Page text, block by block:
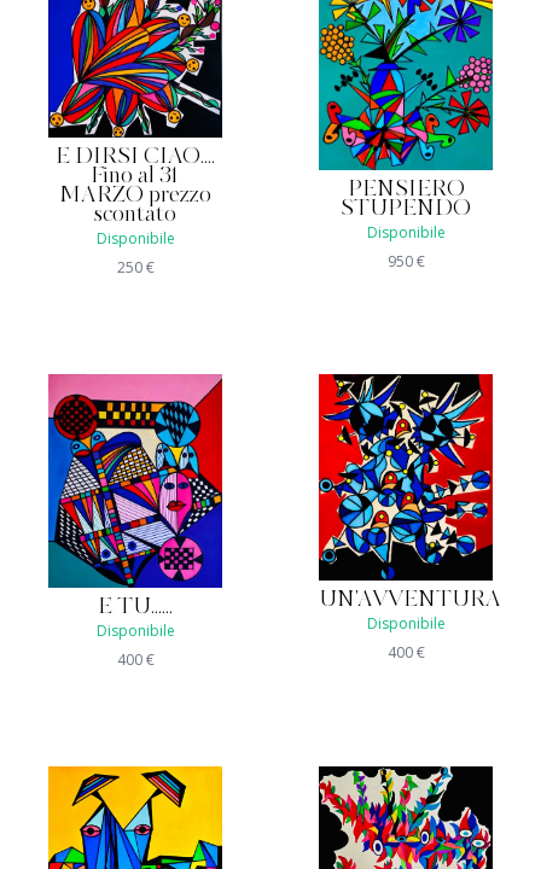
E DIRSI CIAO....
Fino al 31
MARZO prezzo
scontato
Disponibile
250€
PENSIERO
STUPENDO
Disponibile
950€
E TU......
Disponibile
400€
UN'AVVENTURA
Disponibile
400€